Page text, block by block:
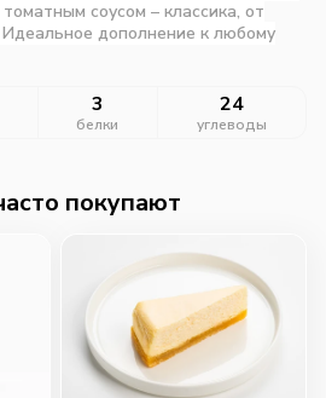
соусом – классика, от
дополнение к любому
3
белки
24
углеводы
покупают